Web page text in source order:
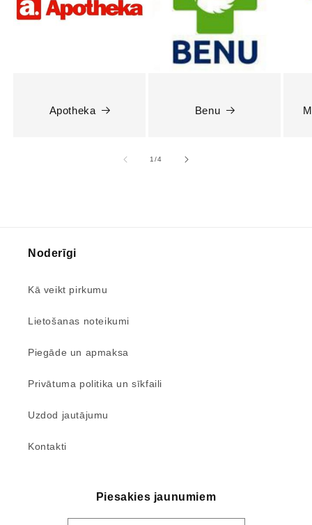
Apotheka Benu
1/4
Noderīgi
Kā veikt pirkumu
Lietošanas noteikumi
Piegāde un apmaksa
Privātuma politika un sīkfaili
Uzdod jautājumu
Kontakti
Piesakies jaunumiem